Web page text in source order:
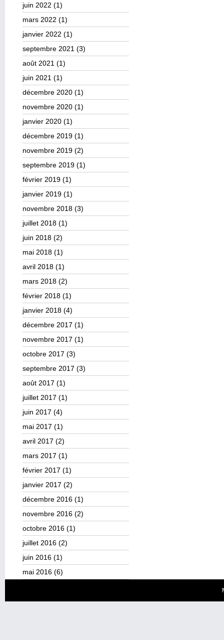
juin 2022 (1)
mars 2022 (1)
janvier 2022 (1)
septembre 2021 (3)
août 2021 (1)
juin 2021 (1)
décembre 2020 (1)
novembre 2020 (1)
janvier 2020 (1)
décembre 2019 (1)
novembre 2019 (2)
septembre 2019 (1)
février 2019 (1)
janvier 2019 (1)
novembre 2018 (3)
juillet 2018 (1)
juin 2018 (2)
mai 2018 (1)
avril 2018 (1)
mars 2018 (2)
février 2018 (1)
janvier 2018 (4)
décembre 2017 (1)
novembre 2017 (1)
octobre 2017 (3)
septembre 2017 (3)
août 2017 (1)
juillet 2017 (1)
juin 2017 (4)
mai 2017 (1)
avril 2017 (2)
mars 2017 (1)
février 2017 (1)
janvier 2017 (2)
décembre 2016 (1)
novembre 2016 (2)
octobre 2016 (1)
juillet 2016 (2)
juin 2016 (1)
mai 2016 (6)